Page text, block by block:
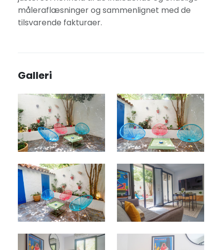
måleraflæsninger og sammenlignet med de
tilsvarende fakturaer.
Galleri